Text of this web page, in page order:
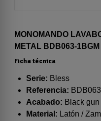
MONOMANDO
METAL BDB063-1BGM
Ficha técnica
Serie: Bless
Referencia:
Acabado: Black gun
Material: Latón /